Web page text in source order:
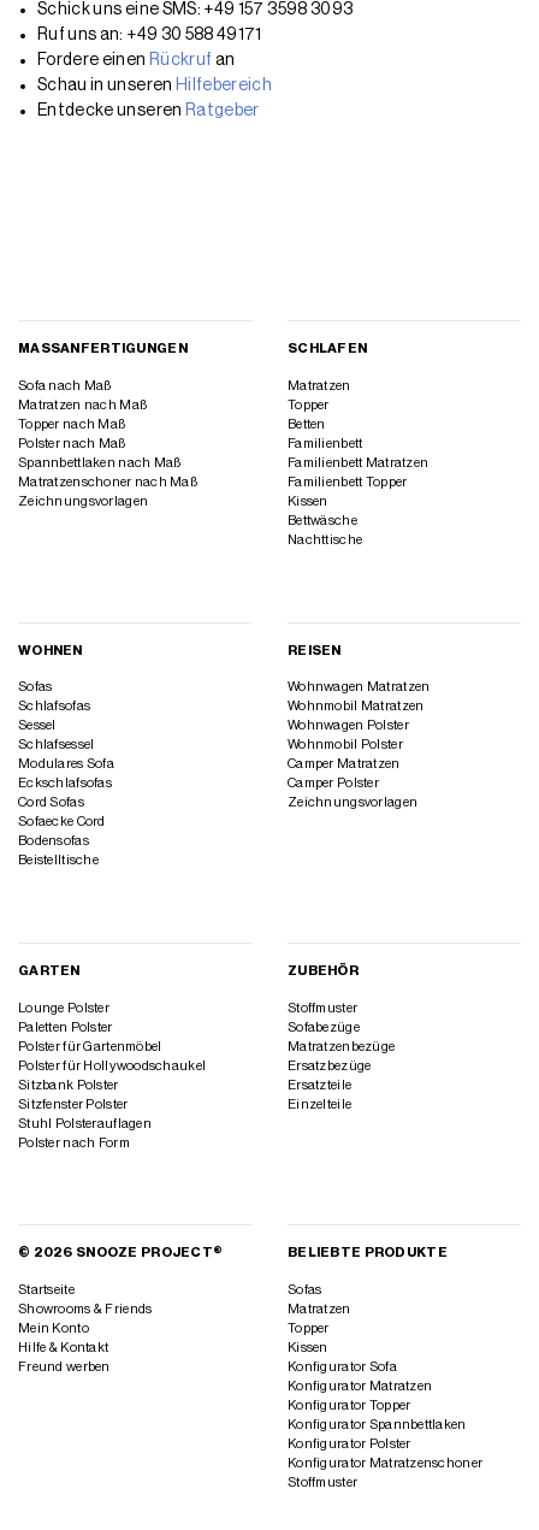
Schick uns eine SMS: +49 157 3598 3093
Ruf uns an: +49 30 588 49171
Fordere einen Rückruf an
Schau in unseren Hilfebereich
Entdecke unseren Ratgeber
MASSANFERTIGUNGEN
Sofa nach Maß
Matratzen nach Maß
Topper nach Maß
Polster nach Maß
Spannbettlaken nach Maß
Matratzenschoner nach Maß
Zeichnungsvorlagen
SCHLAFEN
Matratzen
Topper
Betten
Familienbett
Familienbett Matratzen
Familienbett Topper
Kissen
Bettwäsche
Nachttische
WOHNEN
Sofas
Schlafsofas
Sessel
Schlafsessel
Modulares Sofa
Eckschlafsofas
Cord Sofas
Sofaecke Cord
Bodensofas
Beistelltische
REISEN
Wohnwagen Matratzen
Wohnmobil Matratzen
Wohnwagen Polster
Wohnmobil Polster
Camper Matratzen
Camper Polster
Zeichnungsvorlagen
GARTEN
Lounge Polster
Paletten Polster
Polster für Gartenmöbel
Polster für Hollywoodschaukel
Sitzbank Polster
Sitzfenster Polster
Stuhl Polsterauflagen
Polster nach Form
ZUBEHÖR
Stoffmuster
Sofabezüge
Matratzenbezüge
Ersatzbezüge
Ersatzteile
Einzelteile
© 2026 SNOOZE PROJECT®
Startseite
Showrooms & Friends
Mein Konto
Hilfe & Kontakt
Freund werben
BELIEBTE PRODUKTE
Sofas
Matratzen
Topper
Kissen
Konfigurator Sofa
Konfigurator Matratzen
Konfigurator Topper
Konfigurator Spannbettlaken
Konfigurator Polster
Konfigurator Matratzenschoner
Stoffmuster